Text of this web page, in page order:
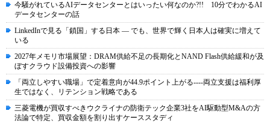
今騒がれているAIデータセンターとはいったい何なのか?!! 10分でわかるAI
データセンターの話
LinkedInで見る「鎖国」する日本 ― でも、世界で輝く日本人は確実に増えて
いる
2027年メモリ市場展望：DRAM供給不足の長期化とNAND Flash供給緩和が及
ぼすクラウド設備投資への影響
「両立しやすい職場」で定着意向が44.9ポイント上がる----両立支援は福利厚
生ではなく、リテンション戦略である
三菱電機が買収すべきウクライナの防衛テック企業3社をAI駆動型M&Aの方
法論で特定、買収金額を割り出すケーススタディ